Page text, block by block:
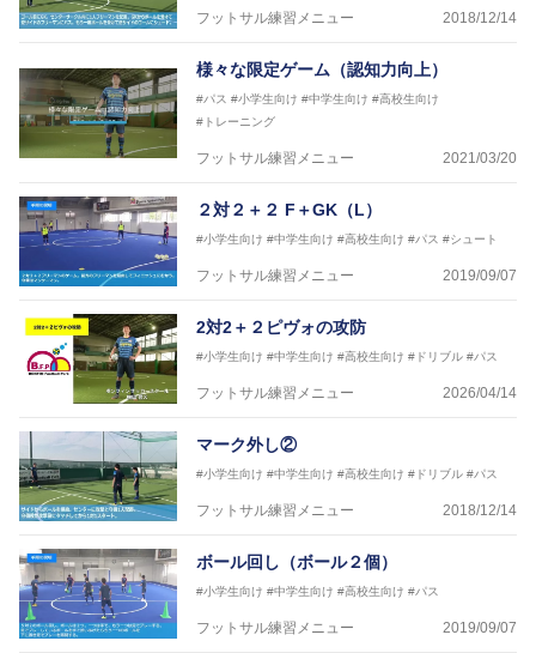
フットサル練習メニュー 2018/12/14
様々な限定ゲーム（認知力向上）
#パス #小学生向け #中学生向け #高校生向け
#トレーニング
フットサル練習メニュー 2021/03/20
２対２＋２ F＋GK（L）
#小学生向け #中学生向け #高校生向け #パス #シュート
フットサル練習メニュー 2019/09/07
2対2＋２ピヴォの攻防
#小学生向け #中学生向け #高校生向け #ドリブル #パス
フットサル練習メニュー 2026/04/14
マーク外し②
#小学生向け #中学生向け #高校生向け #ドリブル #パス
フットサル練習メニュー 2018/12/14
ボール回し（ボール２個）
#小学生向け #中学生向け #高校生向け #パス
フットサル練習メニュー 2019/09/07